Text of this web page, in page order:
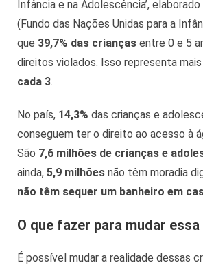
Infância e na Adolescência’, elaborado
(Fundo das Nações Unidas para a
que 39,7% das crianças entre 0 e 5
direitos violados. Isso representa
cada 3.
No país, 14,3% das crianças e
conseguem ter o direito ao acesso à
São 7,6 milhões de crianças e
ainda, 5,9 milhões não têm moradia
não têm sequer um banheiro em
O que fazer para mudar
É possível mudar a realidade dessas